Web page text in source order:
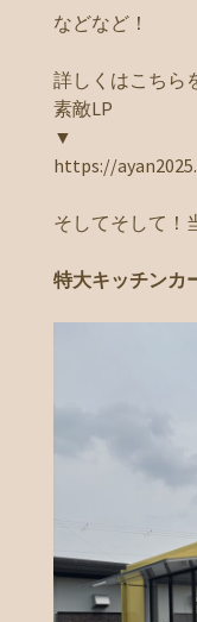
などなど！
詳しくはこちら
素敵LP
▼
https://
そしてそして！
特大キッチンカ